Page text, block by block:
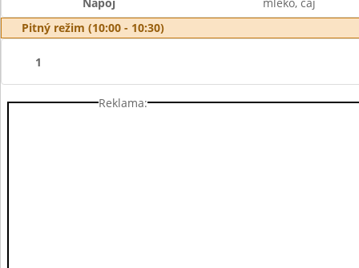
Pitný režim (10:00 - 10:30)
1
Reklama: